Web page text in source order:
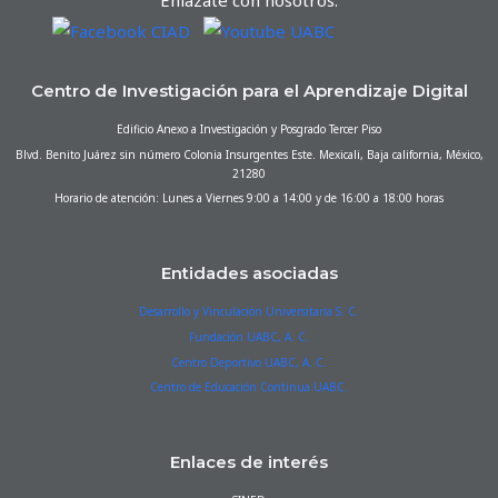
Centro de Investigación para el Aprendizaje Digital
Edificio Anexo a Investigación y Posgrado Tercer Piso
Blvd. Benito Juárez sin número Colonia Insurgentes Este. Mexicali, Baja california, México,
21280
Horario de atención: Lunes a Viernes 9:00 a 14:00 y de 16:00 a 18:00 horas
Entidades asociadas
Desarrollo y Vinculación Universitaria S. C.
Fundación UABC, A. C.
Centro Deportivo UABC, A. C.
Centro de Educación Continua UABC.
Enlaces de interés